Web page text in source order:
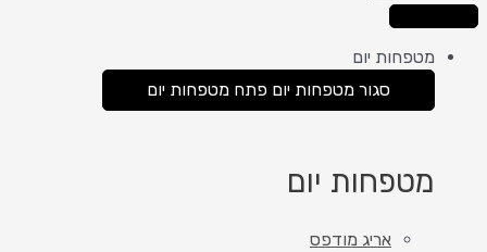
מטפחות יום
סגור מטפחות יום פתח מטפחות יום
מטפחות יום
אריג מודפס